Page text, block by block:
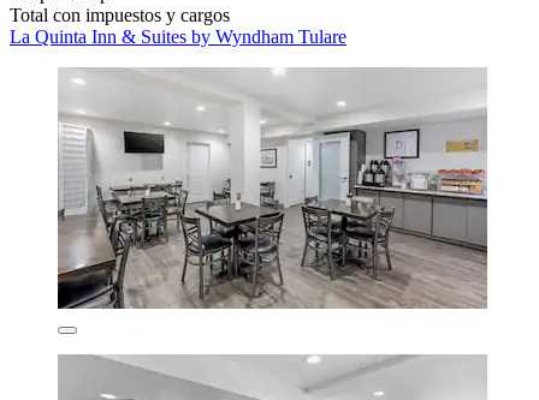
Total con impuestos y cargos
La Quinta Inn & Suites by Wyndham Tulare